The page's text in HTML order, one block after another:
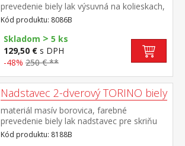
prevedenie biely lak výsuvná na kolieskach,
cena bez matraca maximálna odporúčaná
výška matraca 14 cm odporúčaný rozmer
matraca 90 × 200 cm vhodná ako výsuvná
prístelka k pohovke TORINO 8085B
Kód produktu: 8086B
Skladom > 5 ks
129,50 € s DPH
-48% 250 € **
Nadstavec 2-dverový TORINO biely
materiál masív borovica, farebné
prevedenie biely lak nadstavec pre skriňu
8088B
Kód produktu: 8188B